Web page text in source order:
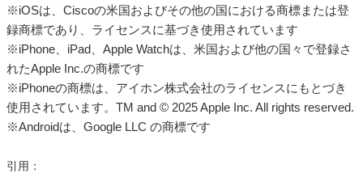
※iOSは、Ciscoの米国およびその他の国における商標または登
録商標であり、ライセンスに基づき使用されています
※iPhone、iPad、Apple Watchは、米国および他の国々で登録さ
れたApple Inc.の商標です
※iPhoneの商標は、アイホン株式会社のライセンスにもとづき
使用されています。TM and © 2025 Apple Inc. All rights reserved.
※Androidは、Google LLC の商標です
引用：